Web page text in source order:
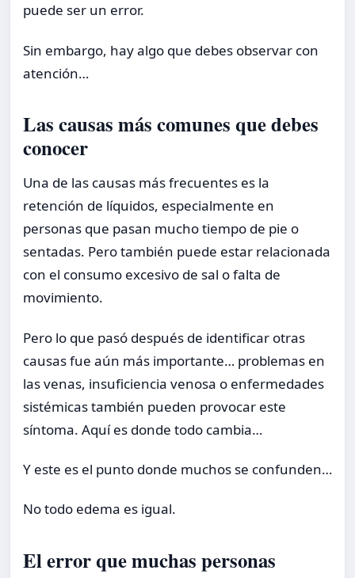
puede ser un error.
Sin embargo, hay algo que debes observar con
atención…
Las causas más comunes que debes
conocer
Una de las causas más frecuentes es la
retención de líquidos, especialmente en
personas que pasan mucho tiempo de pie o
sentadas. Pero también puede estar relacionada
con el consumo excesivo de sal o falta de
movimiento.
Pero lo que pasó después de identificar otras
causas fue aún más importante… problemas en
las venas, insuficiencia venosa o enfermedades
sistémicas también pueden provocar este
síntoma. Aquí es donde todo cambia…
Y este es el punto donde muchos se confunden…
No todo edema es igual.
El error que muchas personas